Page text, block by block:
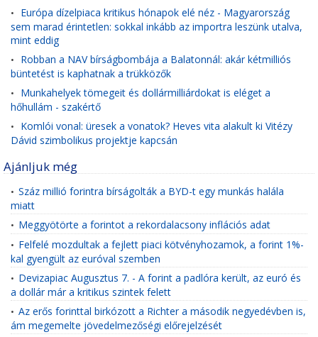
• Európa dízelpiaca kritikus hónapok elé néz - Magyarország
sem marad érintetlen: sokkal inkább az importra leszünk utalva,
mint eddig
• Robban a NAV bírságbombája a Balatonnál: akár kétmilliós
büntetést is kaphatnak a trükközők
• Munkahelyek tömegeit és dollármilliárdokat is eléget a
hőhullám - szakértő
• Komlói vonal: üresek a vonatok? Heves vita alakult ki Vitézy
Dávid szimbolikus projektje kapcsán
Ajánljuk még
• Száz millió forintra bírságolták a BYD-t egy munkás halála
miatt
• Meggyötörte a forintot a rekordalacsony inflációs adat
• Felfelé mozdultak a fejlett piaci kötvényhozamok, a forint 1%-
kal gyengült az euróval szemben
• Devizapiac Augusztus 7. - A forint a padlóra került, az euró és
a dollár már a kritikus szintek felett
• Az erős forinttal birkózott a Richter a második negyedévben is,
ám megemelte jövedelmezőségi előrejelzését